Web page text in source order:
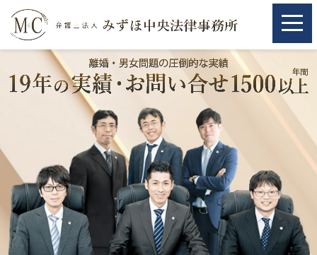
取扱分野
相続・遺言
離婚（夫婦間トラブル）
企業法務
労働問題（解雇，残業等）
取扱分野
相続・遺言
離婚（夫婦間トラブル）
企業法務
労働問題（解雇，残業等）